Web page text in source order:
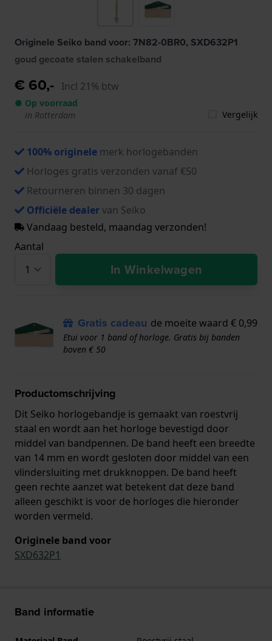
Originele Seiko band voor: 7N82-0BR0, SXD632P1
goud gecoate stalen schakelband
€ 60,- Incl 21% btw
● Op voorraad
in Rotterdam
Vergelijk
100% originele merk horlogebanden
Horloges gratis verzonden vanaf €50
Retourneren binnen 30 dagen
Officiële dealervan Seiko
Vandaag besteld, maandag verzonden!
Aantal
In Winkelwagen
Gratis cadeau de moeite waard € 0,99
Etui voor 1 band of horloge. Gratis bij banden
boven € 50
Productomschrijving
Dit Seiko horlogebandje is gemaakt van roestvrij
staal en wordt aan het horloge bevestigd door
middel van bandpennen. De band heeft een breedte
van 14 mm en wordt gesloten door middel van een
vlindersluiting met drukknoppen. De band heeft
geen rechte aanzet wat betekent dat deze band
alleen geschikt is voor de horloges die hieronder
worden vermeld.
Originele band voor
SXD632P1
Band informatie